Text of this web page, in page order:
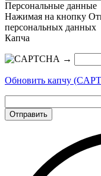
Персональные данные
Нажимая на кнопку
персональных данных
Капча
→
Обновить капчу
Отправить